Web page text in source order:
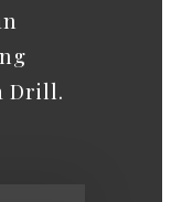
Drill.